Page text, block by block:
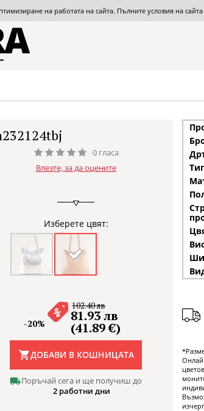
на работата на сайта. Пълните условия на
0 гласа
Влезте, за да оцените
Изберете цвят:
-20%
102.40 лв
81.93 лв
(41.89 €)
ДОБАВИ В КОШНИЦАТА
Поръчай сега и ще получиш до
2 работни дни